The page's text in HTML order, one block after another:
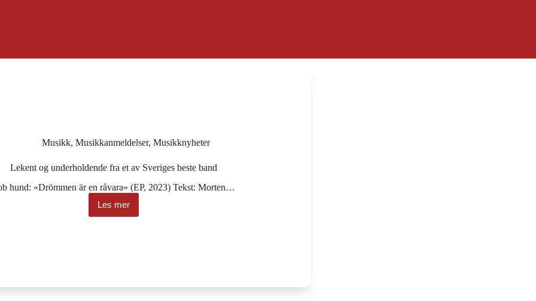
Musikk, Musikkanmeldelser, Musikknyheter
Lekent og underholdende fra et av Sveriges beste band
hund: «Drömmen är en råvara» (EP, 2023) Tekst: Morten…
Les mer
Lekent
og
band